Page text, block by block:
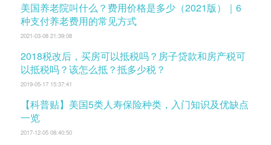
美国养老院叫什么？费用价格是多少（2021版）｜6
种支付养老费用的常见方式
2021-03-08 21:39:08
2018税改后，买房可以抵税吗？房子贷款和房产税可
以抵税吗？该怎么抵？抵多少税？
2019-05-17 15:37:41
【科普贴】美国5类人寿保险种类，入门知识及优缺点
一览
2017-12-05 08:40:50